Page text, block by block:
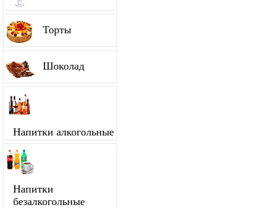
Торты
Шоколад
Напитки алкогольные
Напитки
безалкогольные